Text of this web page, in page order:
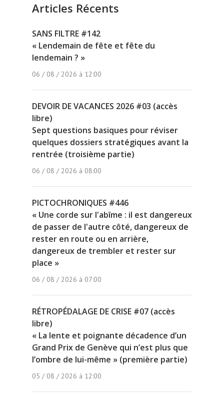
Articles Récents
SANS FILTRE #142
« Lendemain de fête et fête du
lendemain ? »
06 / 08 / 2026 à 12:00
DEVOIR DE VACANCES 2026 #03 (accès
libre)
Sept questions basiques pour réviser
quelques dossiers stratégiques avant la
rentrée (troisième partie)
06 / 08 / 2026 à 08:00
PICTOCHRONIQUES #446
« Une corde sur l'abîme : il est dangereux
de passer de l'autre côté, dangereux de
rester en route ou en arrière,
dangereux de trembler et rester sur
place »
06 / 08 / 2026 à 07:00
RÉTROPÉDALAGE DE CRISE #07 (accès
libre)
« La lente et poignante décadence d’un
Grand Prix de Genève qui n’est plus que
l’ombre de lui-même » (première partie)
05 / 08 / 2026 à 12:00